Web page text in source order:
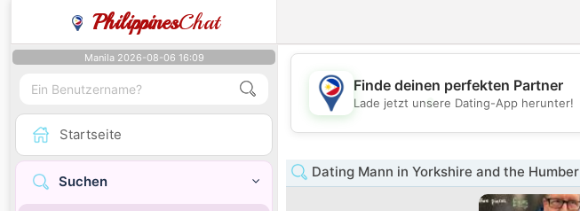
PhilippinesChat
Manila 2026-08-06 16:09
Startseite
Suchen
Finde deinen perfekten Partner
Lade jetzt unsere Dating-App herunter!
Dating Mann in Yorkshire and the Humber